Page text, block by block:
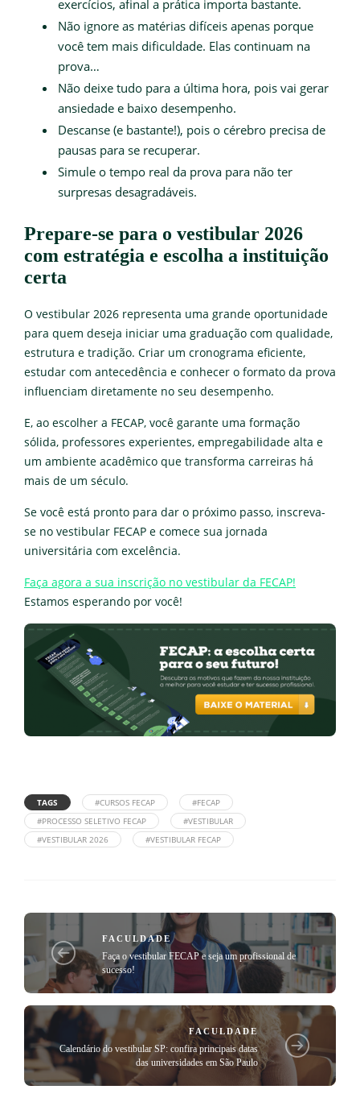
exercícios, afinal a prática importa bastante.
Não ignore as matérias difíceis apenas porque
você tem mais dificuldade. Elas continuam na
prova…
Não deixe tudo para a última hora, pois vai gerar
ansiedade e baixo desempenho.
Descanse (e bastante!), pois o cérebro precisa de
pausas para se recuperar.
Simule o tempo real da prova para não ter
surpresas desagradáveis.
Prepare-se para o vestibular 2026
com estratégia e escolha a instituição
certa
O vestibular 2026 representa uma grande oportunidade
para quem deseja iniciar uma graduação com qualidade,
estrutura e tradição. Criar um cronograma eficiente,
estudar com antecedência e conhecer o formato da prova
influenciam diretamente no seu desempenho.
E, ao escolher a FECAP, você garante uma formação
sólida, professores experientes, empregabilidade alta e
um ambiente acadêmico que transforma carreiras há
mais de um século.
Se você está pronto para dar o próximo passo, inscreva-
se no vestibular FECAP e comece sua jornada
universitária com excelência.
Faça agora a sua inscrição no vestibular da FECAP!
Estamos esperando por você!
TAGS #CURSOS FECAP
#FECAP
#PROCESSO SELETIVO FECAP
#VESTIBULAR
#VESTIBULAR 2026
#VESTIBULAR FECAP
FACULDADE
Faça o vestibular FECAP e seja um profissional de
sucesso!
FACULDADE
Calendário do vestibular SP: confira principais datas
das universidades em São Paulo